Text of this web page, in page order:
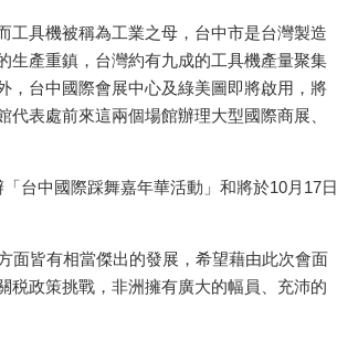
工具機被稱為工業之母，台中市是台灣製造
生產重鎮，台灣約有九成的工具機產量聚集
，台中國際會展中心及綠美圖即將啟用，將
表處前來這兩個場館辦理大型國際商展、
「台中國際踩舞嘉年華活動」和將於10月 17日
面皆有相當傑出的發展，希望藉由此次會面
税政策挑戰，非洲擁有廣大的幅員、充沛的